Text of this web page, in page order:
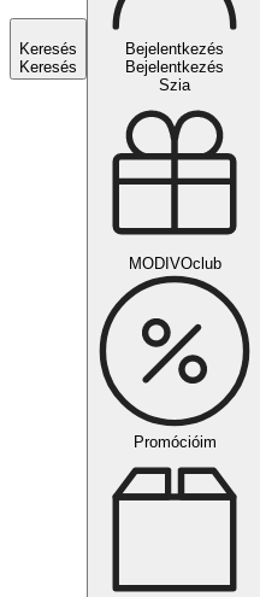
Keresés
Keresés
Bejelentkezés
Bejelentkezés
Szia
MODIVOclub
Promócióim